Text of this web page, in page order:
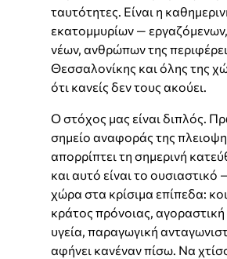
ταυτότητες. Είναι η
εκατομμυρίων —
νέων, ανθρώπων της
Θεσσαλονίκης και όλης της
ότι κανείς δεν τους ακούει.
Ο στόχος μας είναι διπλός.
σημείο αναφοράς της
απορρίπτει τη σημερινή
και αυτό είναι το
χώρα στα κρίσιμα επίπεδα:
κράτος πρόνοιας,
υγεία, παραγωγική
αφήνει κανέναν πίσω. Να